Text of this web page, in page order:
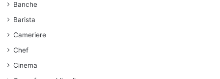
Banche
Barista
Cameriere
Chef
Cinema